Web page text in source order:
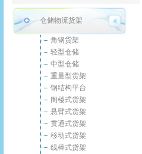
仓储物流货架
角钢货架
轻型仓储
中型仓储
重量型货架
钢结构平台
阁楼式货架
悬臂式货架
贯通式货架
移动式货架
线棒式货架